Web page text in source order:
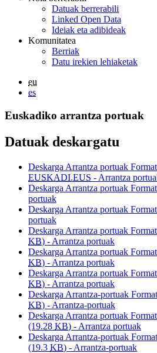
Datuak berrerabili
Linked Open Data
Ideiak eta adibideak
Komunitatea
Berriak
Datu irekien lehiaketak
eu
es
Euskadiko arrantza portuak
Datuak deskargatu
Deskarga Arrantza portuak
EUSKADI.EUS - Arrantza
Deskarga Arrantza portuak
portuak
Deskarga Arrantza portuak
portuak
Deskarga Arrantza portuak
KB) - Arrantza portuak
Deskarga Arrantza portuak
KB) - Arrantza portuak
Deskarga Arrantza portuak
KB) - Arrantza portuak
Deskarga Arrantza-portuak
KB) - Arrantza-portuak
Deskarga Arrantza portuak
(19.28 KB) - Arrantza portuak
Deskarga Arrantza-portuak
(19.3 KB) - Arrantza-portuak